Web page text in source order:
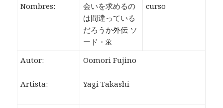
Nombres:
会いを求めるの
は間違っている
だろうか外伝 ソ
ード・ӝ
curso
Autor:
Artista:
Oomori Fujino
Yagi Takashi